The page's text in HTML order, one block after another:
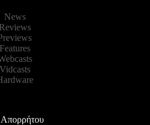
News
Reviews
Features
Vidcasts
Απορρήτου